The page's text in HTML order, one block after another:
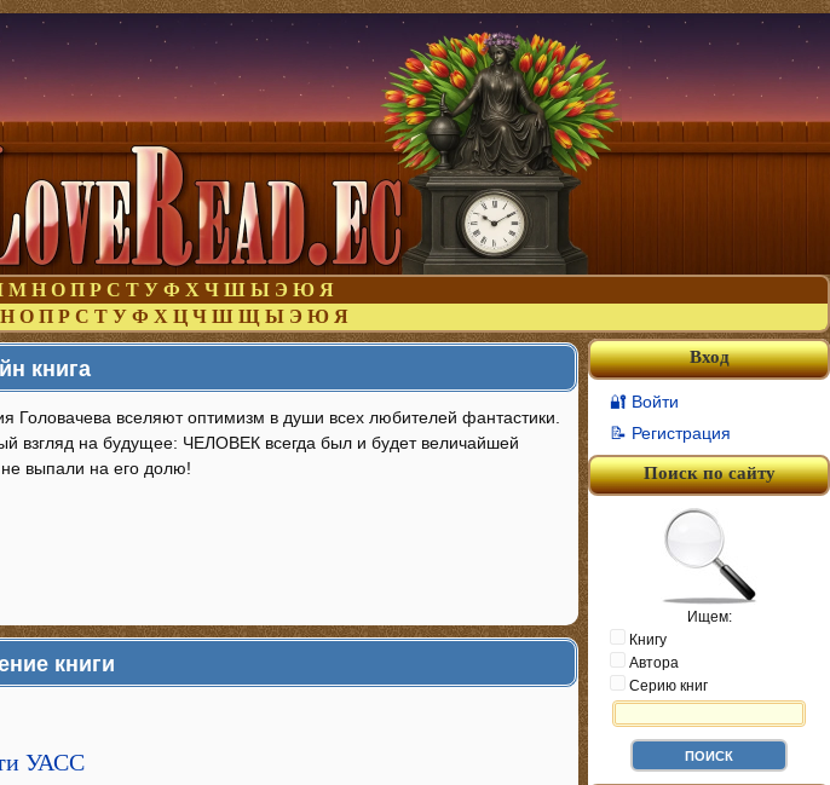
М Н О П Р С Т У Ф Х Ч Ш Ы Э Ю Я
Н О П Р С Т У Ф Х Ц Ч Ш Щ Ы Э Ю Я
книга
вселяют оптимизм в души всех любителей фантастики.
взгляд на будущее: ЧЕЛОВЕК всегда был и будет величайшей
выпали на его долю!
книги
УАСС
Вход
🔐 Войти
📝 Регистрация
Поиск по сайту
Ищем:
Книгу
Автора
Серию книг